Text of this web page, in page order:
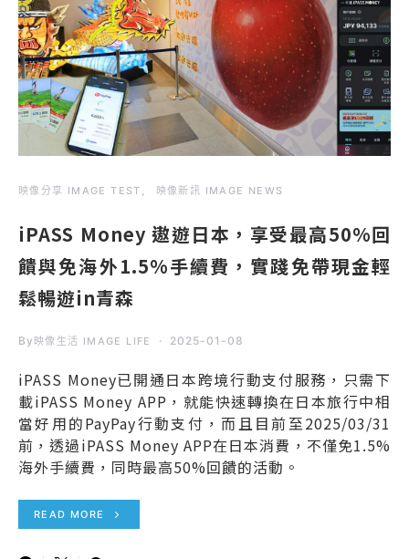
映像分享 IMAGE TEST 映像新訊 IMAGE NEWS
iPASS Money 遨遊日本，享受最高50%回
饋與免海外1.5%手續費，實踐免帶現金輕
鬆暢遊in青森
By 映像生活 IMAGE LIFE 2025-01-08
iPASS Money已開通日本跨境行動支付服務，只需下
載iPASS Money APP，就能快速轉換在日本旅行中相
當好用的PayPay行動支付，而且目前至2025/03/31
前，透過iPASS Money APP在日本消費，不僅免1.5%
海外手續費，同時最高50%回饋的活動。
READ MORE